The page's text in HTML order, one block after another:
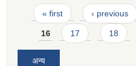
Pages
« first ‹ previous
16 17 18
अन्य